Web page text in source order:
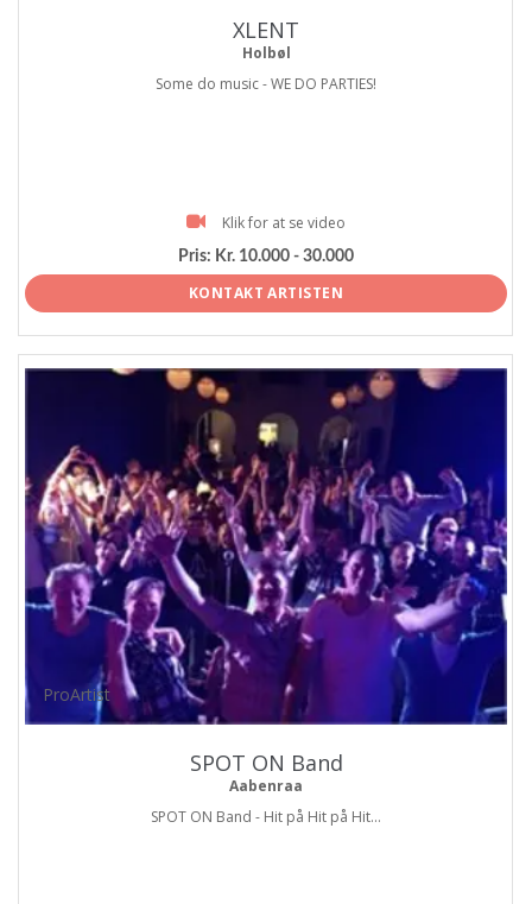
XLENT
Holbøl
Some do music - WE DO PARTIES!
Klik for at se video
Pris: Kr. 10.000 - 30.000
KONTAKT ARTISTEN
ProArtist
SPOT ON Band
Aabenraa
SPOT ON Band - Hit på Hit på Hit...